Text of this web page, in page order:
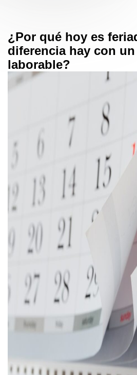
¿Por qué hoy es
diferencia hay con
laborable?